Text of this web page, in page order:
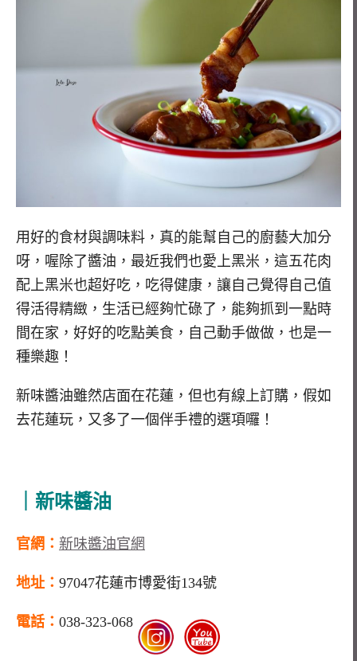
用好的食材與調味料，真的能幫自己的廚藝大加分
呀，喔除了醬油，最近我們也愛上黑米，這五花肉
配上黑米也超好吃，吃得健康，讓自己覺得自己值
得活得精緻，生活已經夠忙碌了，能夠抓到一點時
間在家，好好的吃點美食，自己動手做做，也是一
種樂趣！
新味醬油雖然店面在花蓮，但也有線上訂購，假如
去花蓮玩，又多了一個伴手禮的選項囉！
｜新味醬油
官網： 新味醬油官網
地址： 97047花蓮市博愛街134號
電話： 038-323-068